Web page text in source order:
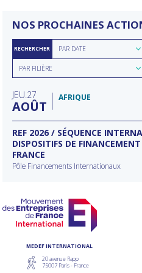
NOS PROCHAINES
RECHERCHER Rechercher
par
date
PAR DATE
Rechercher
parPAR FILIÈRE
JEU 27
AOÛT
AFRIQUE
REF 2026 / SÉQUENCE
DISPOSITIFS DE
FRANCE
Pôle Financements Internationaux
MEDEF INTERNATIONAL
20 avenue Rapp
75007 Paris - France